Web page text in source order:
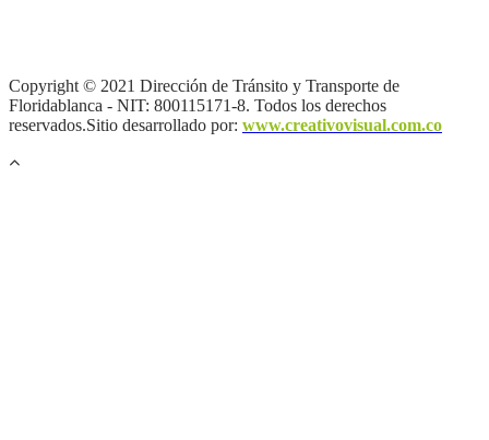
Copyright © 2021 Dirección de Tránsito y Transporte de
Floridablanca - NIT: 800115171-8. Todos los derechos
reservados.Sitio desarrollado por: www.creativovisual.com.co